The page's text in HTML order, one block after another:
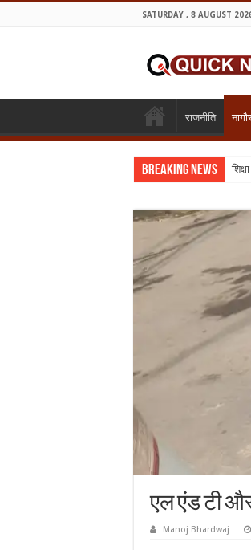
SATURDAY , 8 AUGUST
राजनीति
Breaking News
एल एंड टी
Manoj Bhardwaj